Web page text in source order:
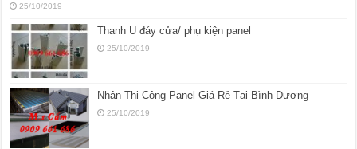
25/10/2019
Thanh U đáy cửa/ phụ kiện panel
25/10/2019
Nhận Thi Công Panel Giá Rẻ Tại Bình Dương
25/10/2019